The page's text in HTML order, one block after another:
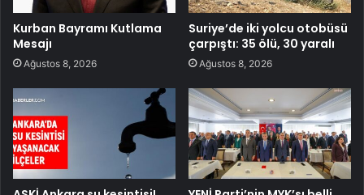
Kurban Bayramı Kutlama
Mesajı
Ağustos 8, 2026
Suriye’de iki yolcu otobüsü
çarpıştı: 35 ölü, 30 yaralı
Ağustos 8, 2026